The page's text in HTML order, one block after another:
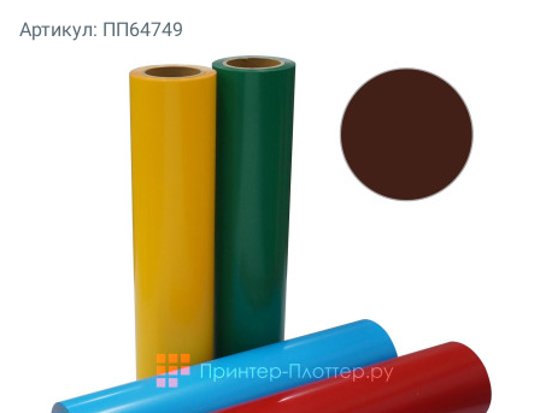
Артикул: ПП64749